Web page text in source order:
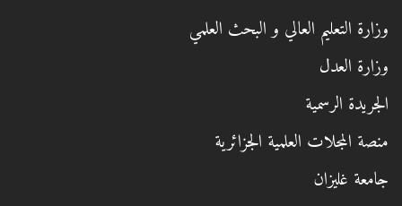
وزارة التعليم العالي و البحث العلمي
وزارة العدل
الجريدة الرسمية
منصة المجلات العلمية الجزائرية
جامعة غليزان